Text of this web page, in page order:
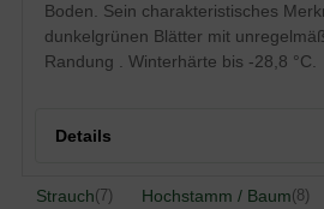
Blütezeit
April
Rinde
Junge Zweige
Wurzeln
Tiefliegende
Standort
Der Acer negundo
Boden. Sein charakteristisches
dunkelgrünen Blätter mit
Randung . Winterhärte bis -28,8 °C.
Details
Strauch(7) Hochstamm / Baum(8)